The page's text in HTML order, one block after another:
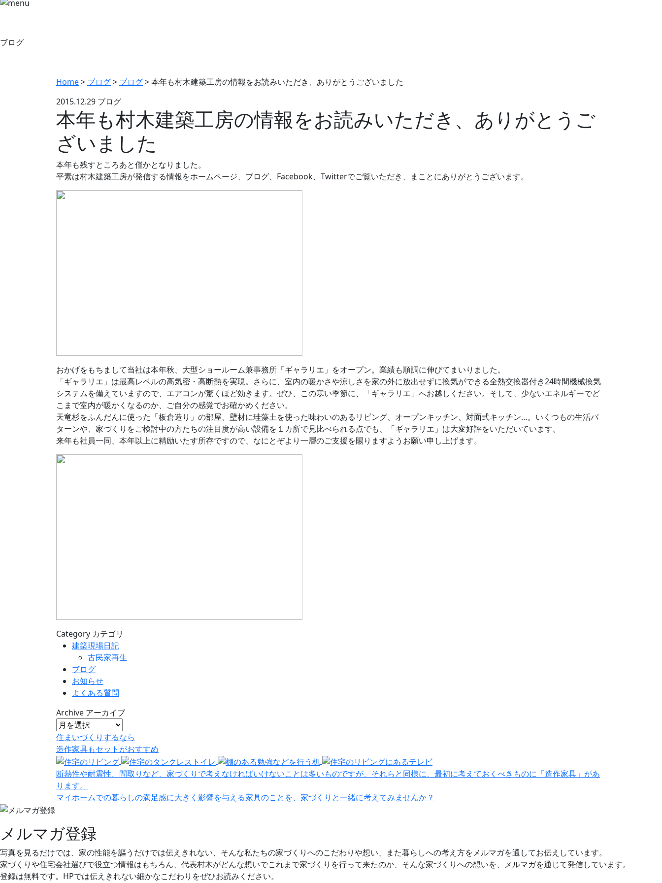
ブログ
Home> ブログ> ブログ>本年も村木建築工房の情報をお読みいただき、ありがとうございました
2015.12.29 ブログ
本年も村木建築工房の情報をお読みいただき、ありがとうご
ざいました
本年も残すところあと僅かとなりました。
平素は村木建築工房が発信する情報をホームページ、ブログ、Facebook、Twitterでご覧いただき、まことにありがとうございます。
おかげをもちまして当社は本年秋、大型ショールーム兼事務所「ギャラリエ」をオープン。業績も順調に伸びてまいりました。
「ギャラリエ」は最高レベルの高気密・高断熱を実現。さらに、室内の暖かさや涼しさを家の外に放出せずに換気ができる全熱交換器付き24時間機械換気
システムを備えていますので、エアコンが驚くほど効きます。ぜひ、この寒い季節に、「ギャラリエ」へお越しください。そして、少ないエネルギーでど
こまで室内が暖かくなるのか、ご自分の感覚でお確かめください。
天竜杉をふんだんに使った「板倉造り」の部屋、壁材に珪藻土を使った味わいのあるリビング、オープンキッチン、対面式キッチン…。いくつもの生活パ
ターンや、家づくりをご検討中の方たちの注目度が高い設備を１カ所で見比べられる点でも、「ギャラリエ」は大変好評をいただいています。
来年も社員一同、本年以上に精励いたす所存ですので、なにとぞより一層のご支援を賜りますようお願い申し上げます。
Category カテゴリ
建築現場日記
古民家再生
ブログ
お知らせ
よくある質問
Archive アーカイブ
住まいづくりするなら
造作家具もセット がおすすめ
断熱性や耐震性、間取りなど、家づくりで考えなければいけないことは多いものですが、それらと同様に、最初に考えておくべきものに「造作家具」があ
ります。
マイホームでの暮らしの満足感に大きく影響を与える家具のことを、家づくりと一緒に考えてみませんか？
メルマガ登録
写真を見るだけでは、家の性能を謳うだけでは伝えきれない、そんな私たちの家づくりへのこだわりや想い、また暮らしへの考え方をメルマガを通してお伝えしています。
家づくりや住宅会社選びで役立つ情報はもちろん、代表村木がどんな想いでこれまで家づくりを行って来たのか、そんな家づくりへの想いを、メルマガを通じて発信しています。
登録は無料です。HPでは伝えきれない細かなこだわりをぜひお読みください。